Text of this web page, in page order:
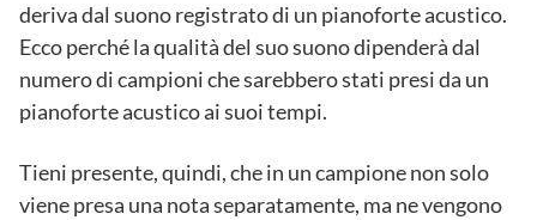
deriva dal suono registrato di un pianoforte acustico.
Ecco perché la qualità del suo suono dipenderà dal
numero di campioni che sarebbero stati presi da un
pianoforte acustico ai suoi tempi.
Tieni presente, quindi, che in un campione non solo
viene presa una nota separatamente, ma ne vengono